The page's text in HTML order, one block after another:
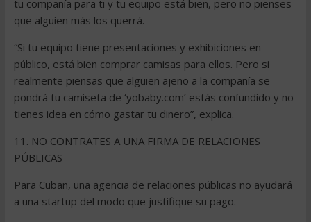
tu compañía para ti y tu equipo está bien, pero no pienses
que alguien más los querrá.
“Si tu equipo tiene presentaciones y exhibiciones en
público, está bien comprar camisas para ellos. Pero si
realmente piensas que alguien ajeno a la compañía se
pondrá tu camiseta de ‘yobaby.com’ estás confundido y no
tienes idea en cómo gastar tu dinero”, explica.
11. NO CONTRATES A UNA FIRMA DE RELACIONES
PÚBLICAS
Para Cuban, una agencia de relaciones públicas no ayudará
a una startup del modo que justifique su pago.